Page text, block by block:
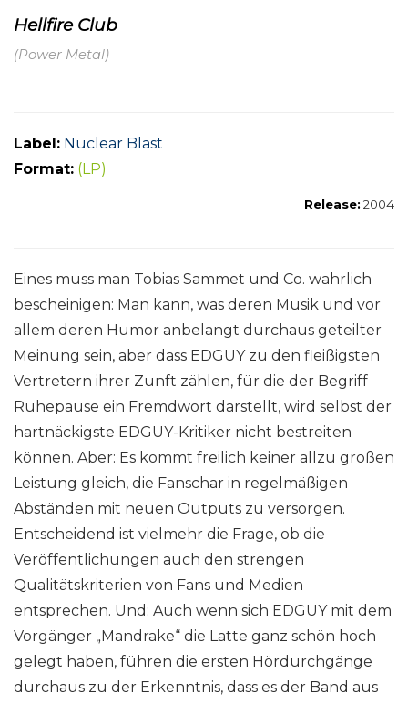
Hellfire Club
(Power Metal)
Label: Nuclear Blast
Format: (LP)
Release: 2004
Eines muss man Tobias Sammet und Co. wahrlich
bescheinigen: Man kann, was deren Musik und vor
allem deren Humor anbelangt durchaus geteilter
Meinung sein, aber dass EDGUY zu den fleißigsten
Vertretern ihrer Zunft zählen, für die der Begriff
Ruhepause ein Fremdwort darstellt, wird selbst der
hartnäckigste EDGUY-Kritiker nicht bestreiten
können. Aber: Es kommt freilich keiner allzu großen
Leistung gleich, die Fanschar in regelmäßigen
Abständen mit neuen Outputs zu versorgen.
Entscheidend ist vielmehr die Frage, ob die
Veröffentlichungen auch den strengen
Qualitätskriterien von Fans und Medien
entsprechen. Und: Auch wenn sich EDGUY mit dem
Vorgänger „Mandrake“ die Latte ganz schön hoch
gelegt haben, führen die ersten Hördurchgänge
durchaus zu der Erkenntnis, dass es der Band aus